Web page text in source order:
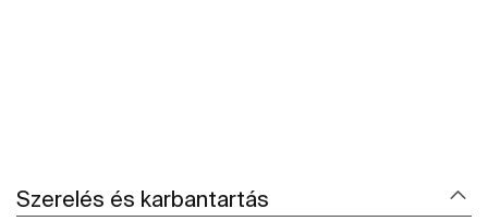
Szerelés és karbantartás